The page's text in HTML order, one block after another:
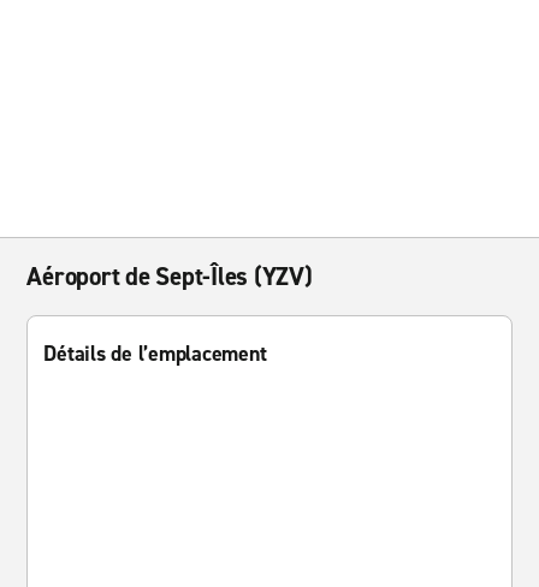
Aéroport de Sept-Îles (YZV)
Détails de l’emplacement